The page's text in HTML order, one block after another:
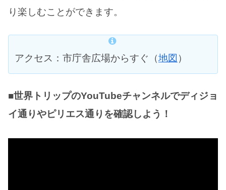
り楽しむことができます。
アクセス：市庁舎広場からすぐ（地図 ）
■世界トリップのYouTubeチャンネルでディジョ
イ通りやピリエス通りを確認しよう！